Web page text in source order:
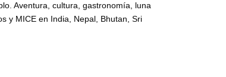
Aventura, cultura, gastronomía, luna
y MICE en India, Nepal, Bhutan, Sri